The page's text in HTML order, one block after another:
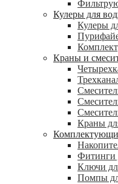
Кулеры для
Кулеры
Краны и
Краны
Фитинги
Ключи
Помпы